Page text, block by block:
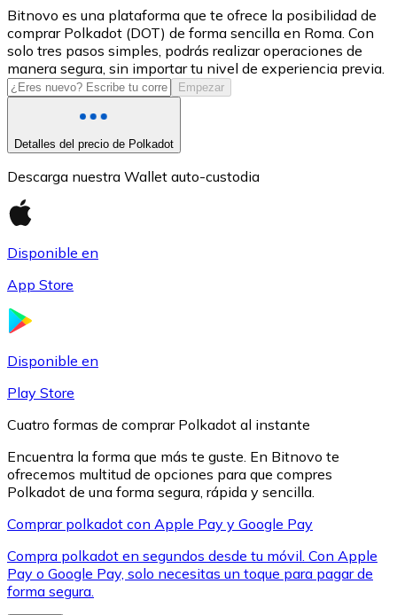
USD Coin
USDC
XRP
XRP
Bitnovo es una plataforma que te ofrece la posibilidad de
comprar Polkadot (DOT) de forma sencilla en Roma. Con
solo tres pasos simples, podrás realizar operaciones de
manera segura, sin importar tu nivel de experiencia previa.
Empezar
Detalles del precio de Polkadot
Descarga nuestra Wallet auto-custodia
Disponible en
App Store
Disponible en
Play Store
Cuatro formas de comprar Polkadot al instante
Encuentra la forma que más te guste. En Bitnovo te
ofrecemos multitud de opciones para que compres
Polkadot de una forma segura, rápida y sencilla.
Comprar polkadot con Apple Pay y Google Pay
Compra polkadot en segundos desde tu móvil. Con Apple
Pay o Google Pay, solo necesitas un toque para pagar de
forma segura.